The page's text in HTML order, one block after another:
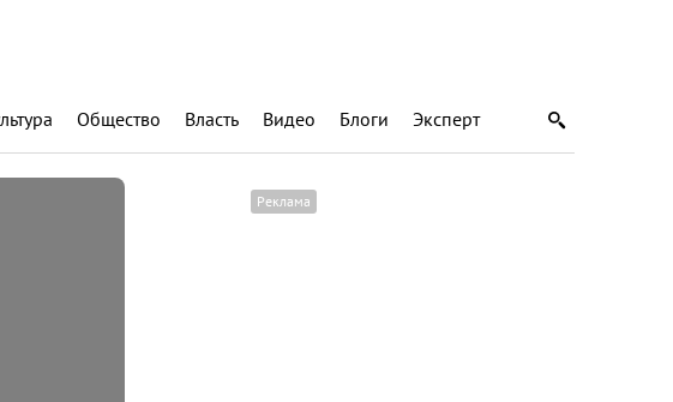
Общество Власть Видео Блоги Эксперт